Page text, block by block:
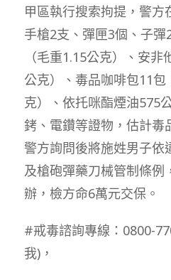
甲區執行搜索拘提，警
手槍2支、彈匣3個、子
（毛重1.15公克）、安
公克）、毒品咖啡包11包
克）、依托咪酯煙油575
銬、電鑽等證物，估計毒
警方詢問後將施姓男子依
及槍砲彈藥刀械管制條例
辦，檢方命6萬元交保。
#戒毒諮詢專線：0800-
我)，